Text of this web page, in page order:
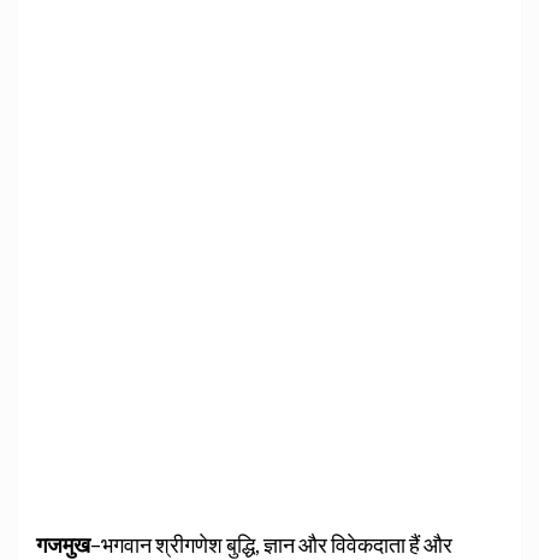
गजमुख–भगवान श्रीगणेश बुद्धि, ज्ञान और विवेकदाता हैं और